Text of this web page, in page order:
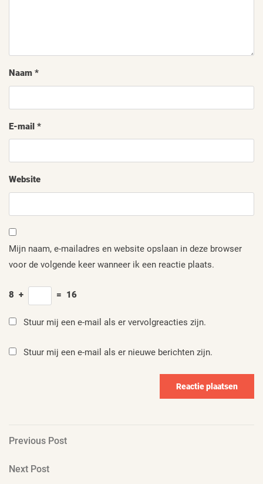
Naam *
E-mail *
Website
Mijn naam, e-mailadres en website opslaan in deze browser
voor de volgende keer wanneer ik een reactie plaats.
8 + = 16
Stuur mij een e-mail als er vervolgreacties zijn.
Stuur mij een e-mail als er nieuwe berichten zijn.
Berichtnavigatie
Previous
Previous Post
Next
Next Post